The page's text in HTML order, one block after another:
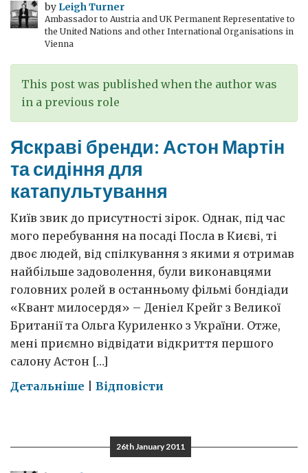
by Leigh Turner
Ambassador to Austria and UK Permanent Representative to
the United Nations and other International Organisations in
Vienna
This post was published when the author was
in a previous role
Яскраві бренди: Астон Мартін
та сидіння для
катапультування
Київ звик до присутності зірок. Однак, під час
мого перебування на посаді Посла в Києві, ті
двоє людей, від спілкування з якими я отримав
найбільше задоволення, були виконавцями
головних ролей в останньому фільмі бондіади
«Квант милосердя» – Деніел Крейг з Великої
Британії та Ольга Куриленко з України. Отже,
мені приємно відвідати відкриття першого
салону Астон […]
Детальніше on
Астон
Мартін
Відповісти
26th January 2011